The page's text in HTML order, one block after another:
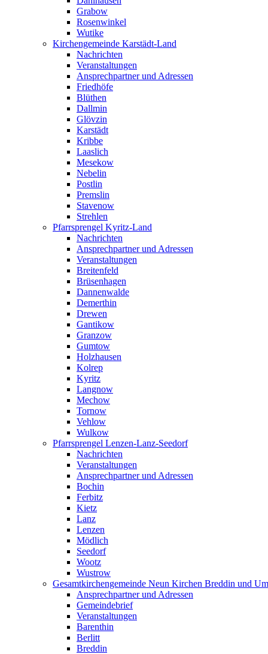
Grabow
Rosenwinkel
Wutike
Kirchengemeinde Karstädt-Land
Nachrichten
Veranstaltungen
Ansprechpartner und Adressen
Friedhöfe
Blüthen
Dallmin
Glövzin
Karstädt
Kribbe
Laaslich
Mesekow
Nebelin
Postlin
Premslin
Stavenow
Strehlen
Pfarrsprengel Kyritz-Land
Nachrichten
Ansprechpartner und Adressen
Veranstaltungen
Breitenfeld
Brüsenhagen
Dannenwalde
Demerthin
Drewen
Gantikow
Granzow
Gumtow
Holzhausen
Kolrep
Kyritz
Langnow
Mechow
Tornow
Vehlow
Wulkow
Pfarrsprengel Lenzen-Lanz-Seedorf
Nachrichten
Veranstaltungen
Ansprechpartner und Adressen
Bochin
Ferbitz
Kietz
Lanz
Lenzen
Mödlich
Seedorf
Wootz
Wustrow
Gesamtkirchengemeinde Neun Kirchen Breddin und
Ansprechpartner und Adressen
Gemeindebrief
Veranstaltungen
Barenthin
Berlitt
Breddin